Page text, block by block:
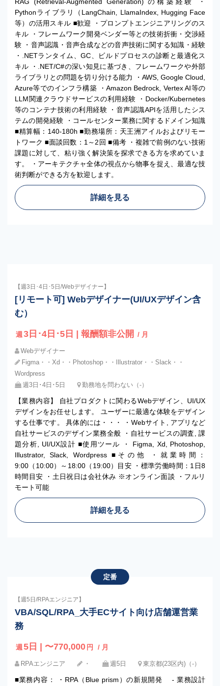
Pythonライブラリ（LangChain, LlamaIndex, Hugging Face
等）の活用スキル ■歓迎 ・プロンプトエンジニアリングのス
キル ・フレームワーク開発ベンダー等との技術折衝・交渉経
験 ・音声認識・音声合成などの音声技術に関する知識・経験
・.NETランタイム、GC、ビルドプロセスの診断と最適化ス
キル ・.NET/C#の深い知見に基づき、フレームワークや外部
ライブラリとの問題を切り分ける能力 ・AWS, Google Cloud,
Azure等でのインフラ構築 ・Amazon Bedrock, Vertex AI等の
LLM関連クラウドサービスの利用経験 ・Docker/Kubernetes
等のコンテナ技術の利用経験 ・音声認識APIを活用したシス
テムの開発経験 ・コールセンター業務に関するドメイン知識
■精算幅：140-180h ■勤務場所：天王洲アイルおよびリモー
トワーク ■面談回数：1～2回 ■備考 ・複雑で前例のない技術
課題に対して、粘り強く解決策を探求できる方を求めていま
す。 ・アーキテクチャ全体の視点から物事を捉え、最適な技
術判断ができる方を歓迎します。
詳細を見る
【週3日･4日･5日/Webデザイナー】
[リモート可] Webデザイナー(UI/UXデザイン含
む）
週 3日･4日･5日 | 報酬額非公開 / 月
Webデザイナー
Figma・・Xd・・Photoshop・・Illustrator・・Slack・・
Wordpress
週3日･4日･5日
勤務地を問わない（-）
【業務内容】 自社プロダクトに関わるWebデザイン、UI/UX
デザインをお任せします。 ユーザーに最適な体験をデザイン
する仕事です。 具体的には・・・ ・Webサイト, アプリなど
自社サービスのデザイン業務全般 ・自社サービスの調査, 課
題分析, UI/UX設計 ■使用ツール ・ Figma, Xd, Photoshop,
Illustrator, Slack, Wordpress ■その他 ・就業時間：
9:00（10:00）～18:00（19:00）目安 ・標準労働時間：1日8
時間目安 ・土日祝日は会社休み ※オンライン面談 ・フルリ
モート可能
詳細を見る
定番
【週5日/RPAエンジニア】
VBA/SQL/RPA_大手ECサイト向け店舗運営業
務
週 5日 | 〜770,000 円 / 月
RPAエンジニア ・ 週5日 東京都(23区内)（-）
■業務内容： ・RPA（Blue prism）の新規開発 - 業務設計